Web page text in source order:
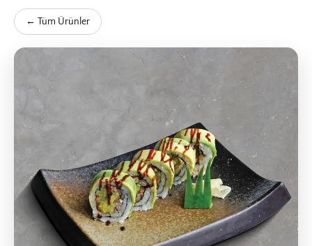
← Tüm Ürünler